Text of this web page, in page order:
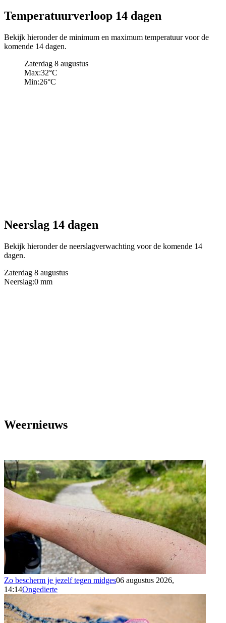
Temperatuurverloop 14 dagen
Bekijk hieronder de minimum en maximum temperatuur voor de
komende 14 dagen.
Zaterdag 8 augustus
Max:32°C
Min:26°C
Neerslag 14 dagen
Bekijk hieronder de neerslagverwachting voor de komende 14
dagen.
Zaterdag 8 augustus
Neerslag:0 mm
Weernieuws
Zo bescherm je jezelf tegen midges06 augustus 2026,
14:14Ongedierte